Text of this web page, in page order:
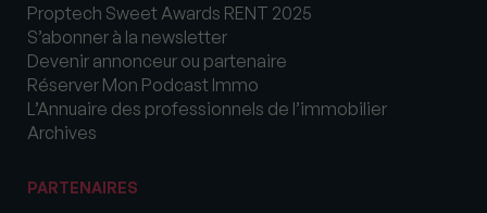
Proptech Sweet Awards RENT 2025
S’abonner à la newsletter
Devenir annonceur ou partenaire
Réserver Mon Podcast Immo
L’Annuaire des professionnels de l’immobilier
Archives
PARTENAIRES